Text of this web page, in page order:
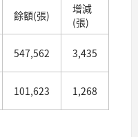
餘額(張)
增減
(張)
547,562 3,435
101,623 1,268